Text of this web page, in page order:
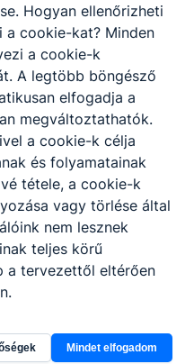
Hogyan ellenőrizheti
a cookie-kat? Minden
a cookie-k
A legtöbb böngésző
elfogadja a
megváltoztathatók.
a cookie-k célja
és folyamatainak
tétele, a cookie-k
vagy törlése által
nem lesznek
teljes körű
a tervezettől eltérően
Mindet elfogadom